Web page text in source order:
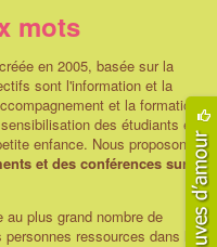
mots
en 2005, basée sur la
sont l'information et la
et la formation
des étudiants et
enfance. Nous proposons
et des conférences sur le
plus grand nombre de
ressources dans leur